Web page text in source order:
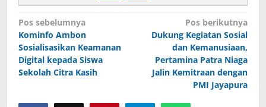
Navigasi
pos
Pos sebelumnya
Kominfo Ambon
Sosialisasikan Keamanan
Digital kepada Siswa
Sekolah Citra Kasih
Pos berikutnya
Dukung Kegiatan Sosial
dan Kemanusiaan,
Pertamina Patra Niaga
Jalin Kemitraan dengan
PMI Jayapura